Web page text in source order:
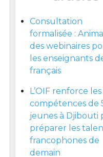
Consultation
formalisée :
des webinaires
les enseignants
français
L’OIF renforce les
compétences de
jeunes à Djibouti
préparer les
francophones de
demain